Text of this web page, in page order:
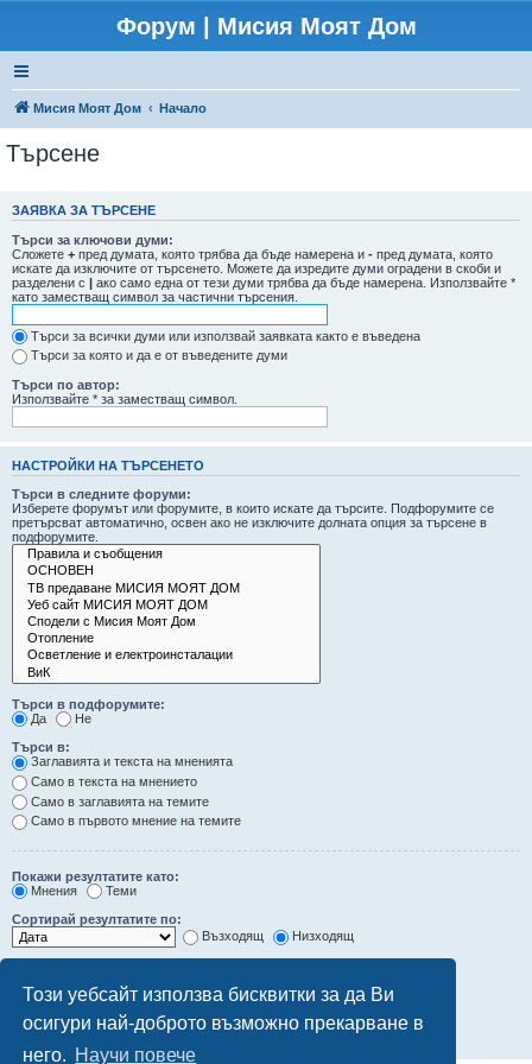
Този уебсайт използва бисквитки за да Ви
осигури най-доброто възможно прекарване в
него. Научи повече
Форум | Мисия Моят Дом
Мисия Моят Дом Начало
Търсене
ЗАЯВКА ЗА ТЪРСЕНЕ
Търси за ключови думи:
Сложете + пред думата, която трябва да бъде намерена и - пред думата, която
искате да изключите от търсенето. Можете да изредите думи оградени в скоби и
разделени с | ако само една от тези думи трябва да бъде намерена. Използвайте *
като заместващ символ за частични търсения.
Търси за всички думи или използвай заявката както е въведена
Търси за която и да е от въведените думи
Търси по автор:
Използвайте * за заместващ символ.
НАСТРОЙКИ НА ТЪРСЕНЕТО
Търси в следните форуми:
Изберете форумът или форумите, в които искате да търсите. Подфорумите се
претърсват автоматично, освен ако не изключите долната опция за търсене в
подфорумите.
Търси в подфорумите:
Да
Не
Търси в:
Заглавията и текста на мненията
Само в текста на мнението
Само в заглавията на темите
Само в първото мнение на темите
Покажи резултатите като:
Мнения
Теми
Сортирай резултатите по:
Възходящ
Низходящ
Покажи първите:
символа от мненията